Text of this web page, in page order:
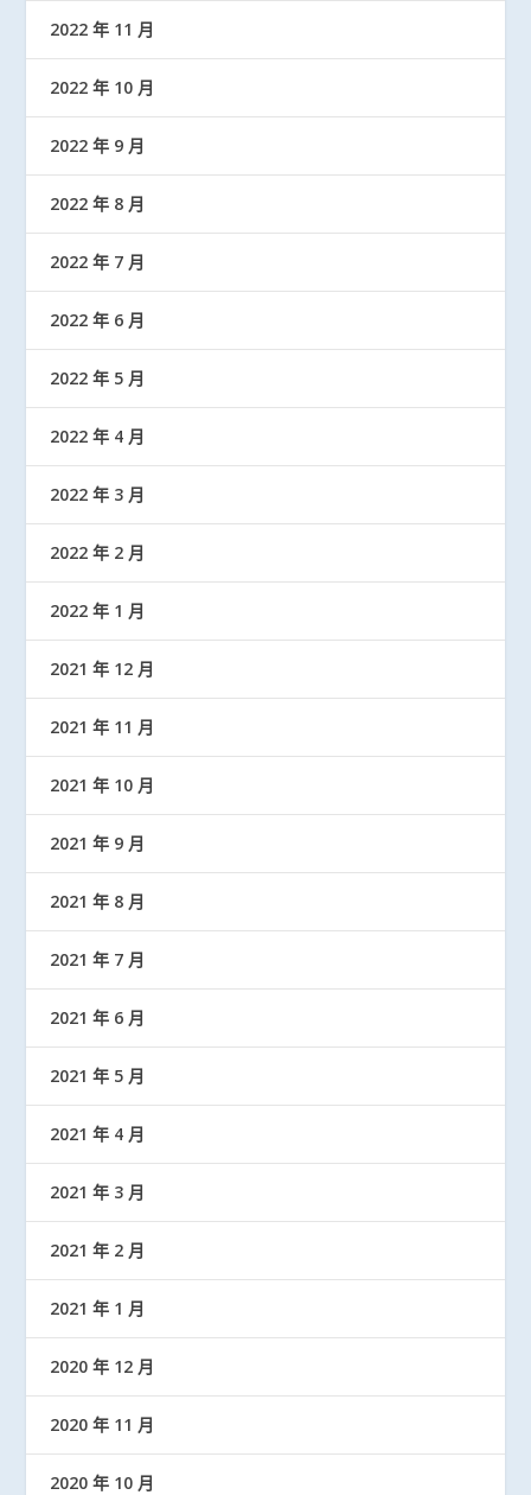
2022 年 11 月
2022 年 10 月
2022 年 9 月
2022 年 8 月
2022 年 7 月
2022 年 6 月
2022 年 5 月
2022 年 4 月
2022 年 3 月
2022 年 2 月
2022 年 1 月
2021 年 12 月
2021 年 11 月
2021 年 10 月
2021 年 9 月
2021 年 8 月
2021 年 7 月
2021 年 6 月
2021 年 5 月
2021 年 4 月
2021 年 3 月
2021 年 2 月
2021 年 1 月
2020 年 12 月
2020 年 11 月
2020 年 10 月